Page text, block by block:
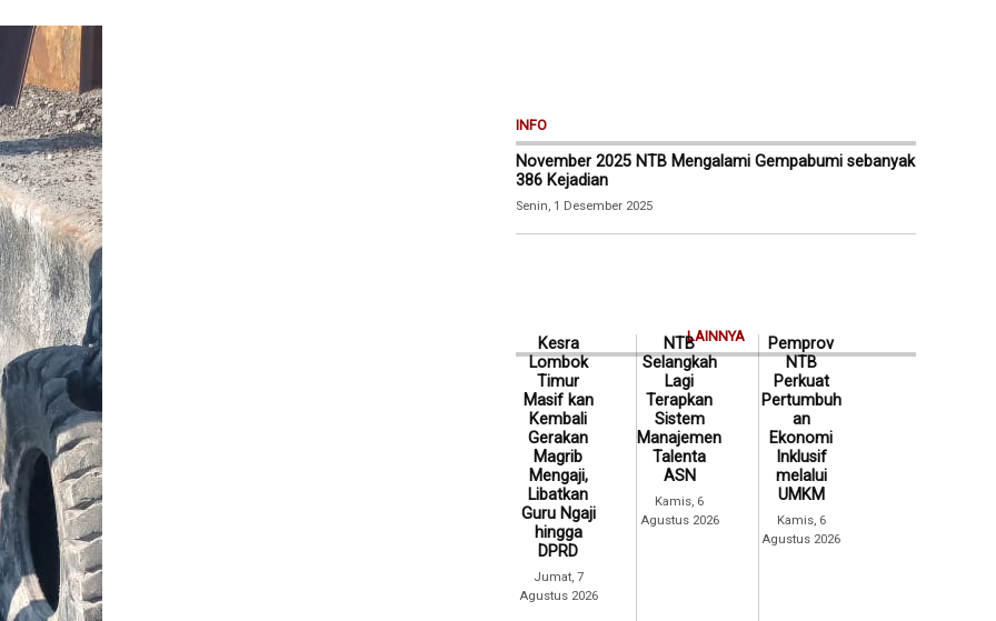
INFO
November 2025 NTB Mengalami Gempabumi sebanyak
386 Kejadian
Senin, 1 Desember 2025
LAINNYA
Kesra
Lombok
Timur
Masif kan
Kembali
Gerakan
Magrib
Mengaji,
Libatkan
Guru Ngaji
hingga
DPRD
Jumat, 7
Agustus 2026
NTB
Selangkah
Lagi
Terapkan
Sistem
Manajemen
Talenta
ASN
Kamis, 6
Agustus 2026
Pemprov
NTB
Perkuat
Pertumbuh
an
Ekonomi
Inklusif
melalui
UMKM
Kamis, 6
Agustus 2026